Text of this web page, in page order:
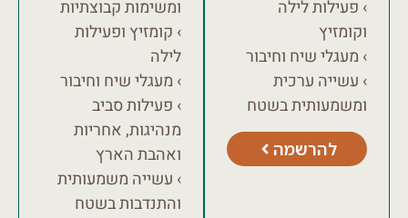
› פעילות לילה
וקומזיץ
› מעגלי שיח וחיבור
› עשייה ערכית
ומשמעותית בשטח
להרשמה
ומשימות קבוצתיות
› קומזיץ ופעילות
› מעגלי שיח וחיבור
› פעילות סביב
מנהיגות, אחריות
ואהבת הארץ
› עשייה משמעותית
והתנדבות בשטח